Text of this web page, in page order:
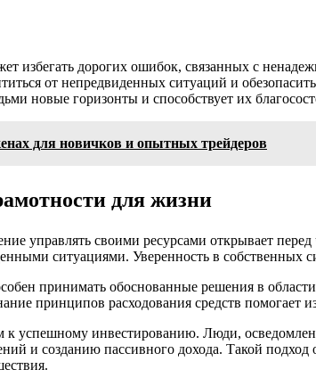
избегать дорогих ошибок, связанных с
от непредвиденных ситуаций и
новые горизонты и способствует их
для новичков и опытных трейдеров
для жизни
управлять своими ресурсами открывает
ситуациями. Уверенность в
принимать обоснованные решения в
принципов расходования средств помогает
к успешному инвестированию. Люди,
и созданию пассивного дохода. Такой